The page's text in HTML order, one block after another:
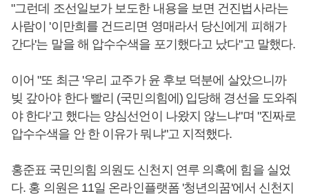
"그런데 조선일보가 보도한 내용을 보면 건진법사라는
사람이 '이만희를 건드리면 영매라서 당신에게 피해가
간다'는 말을 해 압수수색을 포기했다고 났다"고 말했다.
이어 "또 최근 '우리 교주가 윤 후보 덕분에 살았으니까
빚 갚아야 한다 빨리 (국민의힘에) 입당해 경선을 도와줘
야 한다'고 했다는 양심선언이 나왔지 않느냐"며 "진짜로
압수수색을 안 한 이유가 뭐냐"고 지적했다.
홍준표 국민의힘 의원도 신천지 연루 의혹에 힘을 실었
다. 홍 의원은 11일 온라인플랫폼 '청년의꿈'에서 신천지